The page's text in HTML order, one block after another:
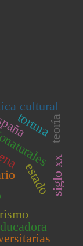
estado
cultural
siglo xx
torturateoría